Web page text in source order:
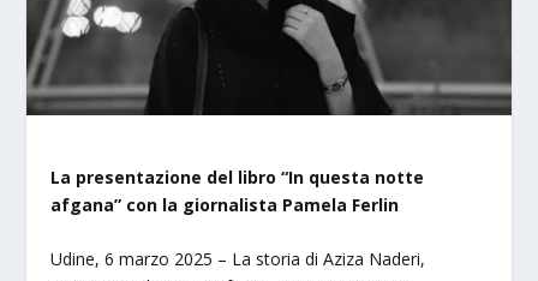
La presentazione del libro “In questa notte
afgana” con la giornalista Pamela Ferlin
Udine, 6 marzo 2025 – La storia di Aziza Naderi,